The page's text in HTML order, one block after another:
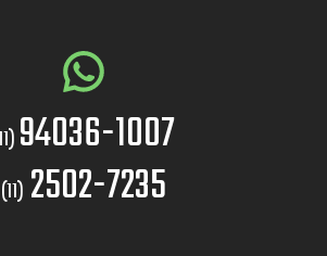
94036-1007
(11) 2502-7235